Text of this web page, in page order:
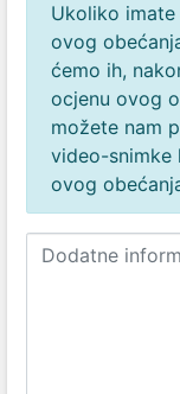
Ukoliko
ovog
ćemo ih,
ocjenu ovog
možete nam
video-snimke
ovog